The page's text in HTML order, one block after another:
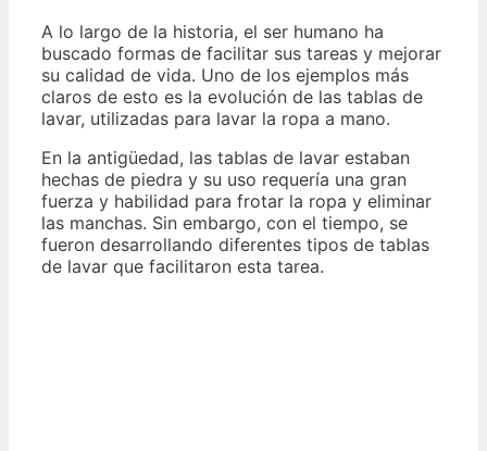
A lo largo de la historia, el ser humano ha
buscado formas de facilitar sus tareas y mejorar
su calidad de vida. Uno de los ejemplos más
claros de esto es la evolución de las tablas de
lavar, utilizadas para lavar la ropa a mano.
En la antigüedad, las tablas de lavar estaban
hechas de piedra y su uso requería una gran
fuerza y habilidad para frotar la ropa y eliminar
las manchas. Sin embargo, con el tiempo, se
fueron desarrollando diferentes tipos de tablas
de lavar que facilitaron esta tarea.